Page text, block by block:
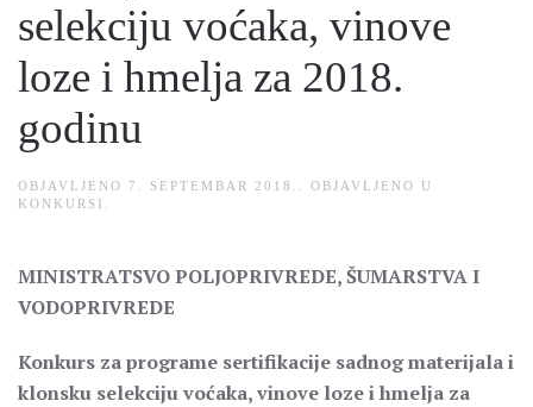
selekciju voćaka, vinove
loze i hmelja za 2018.
godinu
OBJAVLJENO 7. SEPTEMBAR 2018.
. OBJAVLJENO U
KONKURSI
MINISTRATSVO POLJOPRIVREDE, ŠUMARSTVA I
VODOPRIVREDE
Konkurs za programe sertifikacije sadnog materijala i
klonsku selekciju voćaka, vinove loze i hmelja za